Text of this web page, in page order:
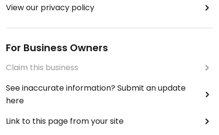
View our privacy policy
For Business Owners
Claim this business
See inaccurate information? Submit an update
here
Link to this page from your site